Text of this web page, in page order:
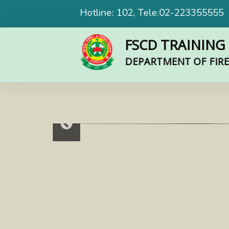
Hotline: 102, Tele:02-223355555
FSCD TRAINING
DEPARTMENT OF